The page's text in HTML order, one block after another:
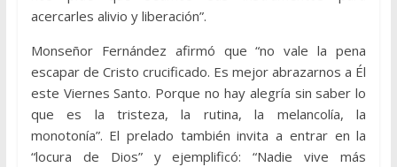
acercarles alivio y liberación”.
Monseñor Fernández afirmó que “no vale la pena
escapar de Cristo crucificado. Es mejor abrazarnos a Él
este Viernes Santo. Porque no hay alegría sin saber lo
que es la tristeza, la rutina, la melancolía, la
monotonía”. El prelado también invita a entrar en la
“locura de Dios” y ejemplificó: “Nadie vive más